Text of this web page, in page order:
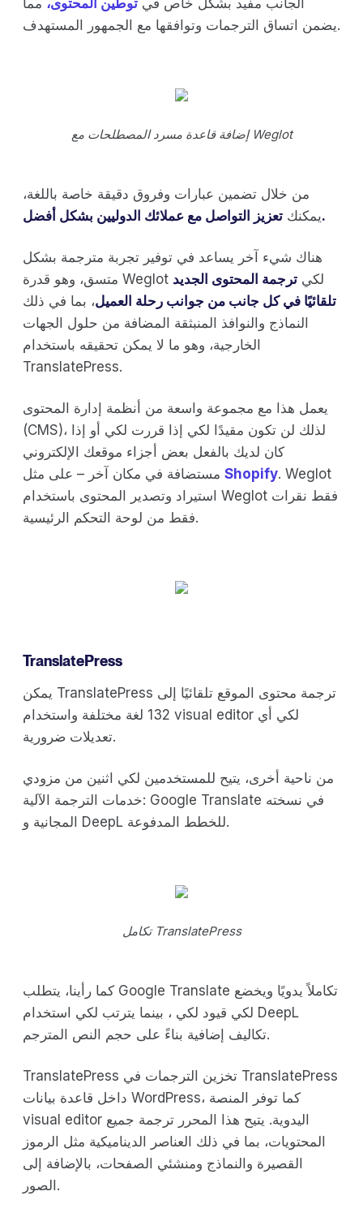
الجانب مفيد بشكل خاص في توطين المحتوى، مما
يضمن اتساق الترجمات وتوافقها مع الجمهور المستهدف.
إضافة قاعدة مسرد المصطلحات مع Weglot
من خلال تضمين عبارات وفروق دقيقة خاصة باللغة،
يمكنكتعزيز التواصل مع عملائك الدوليين بشكل أفضل.
هناك شيء آخر يساعد في توفير تجربة مترجمة بشكل
متسق، وهو قدرة Weglot لكي ترجمة المحتوى الجديد
تلقائيًا في كل جانب من جوانب رحلة العميل، بما في ذلك
النماذج والنوافذ المنبثقة المضافة من حلول الجهات
الخارجية، وهو ما لا يمكن تحقيقه باستخدام
TranslatePress.
يعمل هذا مع مجموعة واسعة من أنظمة إدارة المحتوى
(CMS)، لذلك لن تكون مقيدًا لكي إذا قررت لكي أو إذا
كان لديك بالفعل بعض أجزاء موقعك الإلكتروني
Shopify. Weglot
استيراد وتصدير المحتوى باستخدام Weglot فقط نقرات
فقط من لوحة التحكم الرئيسية.
TranslatePress
يمكن TranslatePress ترجمة محتوى الموقع تلقائيًا إلى
132 لغة مختلفة واستخدام visual editor لكي أي
تعديلات ضرورية.
من ناحية أخرى، يتيح للمستخدمين لكي اثنين من مزودي
خدمات الترجمة الآلية: Google Translate في نسخته
المجانية و DeepL للخطط المدفوعة.
تكامل TranslatePress
كما رأينا، يتطلب Google Translate تكاملاً يدويًا ويخضع
لكي قيود لكي ، بينما يترتب لكي استخدام DeepL
تكاليف إضافية بناءً على حجم النص المترجم.
TranslatePress تخزين الترجمات في TranslatePress
داخل قاعدة بيانات WordPress، كما توفر المنصة
visual editor اليدوية. يتيح هذا المحرر ترجمة جميع
المحتويات، بما في ذلك العناصر الديناميكية مثل الرموز
القصيرة والنماذج ومنشئي الصفحات، بالإضافة إلى
الصور.